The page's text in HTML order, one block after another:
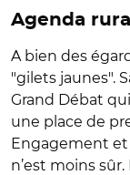
Agenda rural
A bien des
"gilets jaunes".
Grand Débat
une place de
Engagement et
n’est moins